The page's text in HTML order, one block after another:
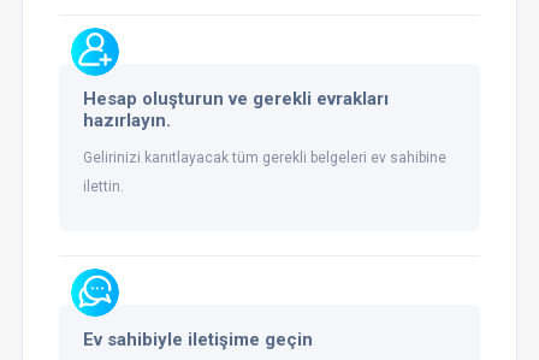
Hesap oluşturun ve gerekli evrakları
hazırlayın.
Gelirinizi kanıtlayacak tüm gerekli belgeleri ev sahibine
ilettin.
Ev sahibiyle iletişime geçin